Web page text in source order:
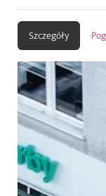
Szczegóły